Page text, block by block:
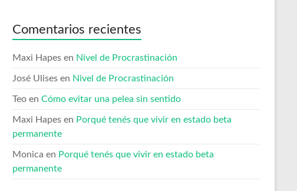
Comentarios recientes
Maxi Hapes en Nivel de Procrastinación
José Ulises en Nivel de Procrastinación
Teo en Cómo evitar una pelea sin sentido
Maxi Hapes en Porqué tenés que vivir en estado beta
permanente
Monica en Porqué tenés que vivir en estado beta
permanente